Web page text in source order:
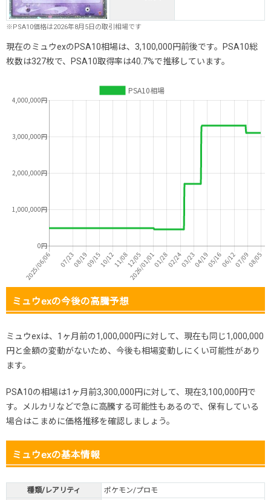
※PSA10価格は2026年8月5日の取引相場です
現在のミュウexのPSA10相場は、3,100,000円前後です。PSA10総
枚数は327枚で、PSA10取得率は40.7%で推移しています。
ミュウexの今後の高騰予想
ミュウexは、1ヶ月前の1,000,000円に対して、現在も同じ1,000,000
円と金額の変動がないため、今後も相場変動しにくい可能性があり
ます。
PSA10の相場は1ヶ月前3,300,000円に対して、現在3,100,000円で
す。メルカリなどで急に高騰する可能性もあるので、保有している
場合はこまめに価格推移を確認しましょう。
ミュウexの基本情報
種類/レアリティ ポケモン/プロモ